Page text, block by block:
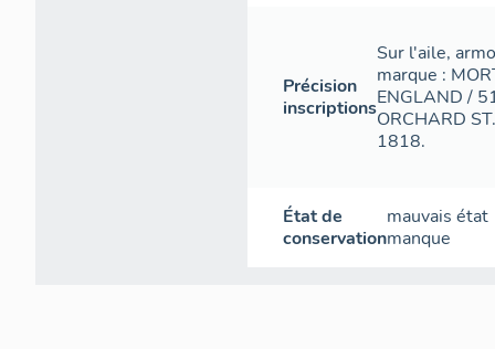
Précision
inscriptions
Sur l'aile,
marque :
ENGLAND /
ORCHARD
1818.
État de
conservation
mauvais état
manque